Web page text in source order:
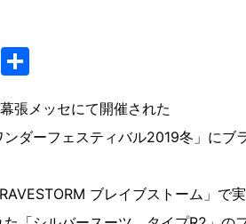
Li
張メッセにて開催された
ダーフェスティバル2019冬」にブ
ブレイブストーム」で